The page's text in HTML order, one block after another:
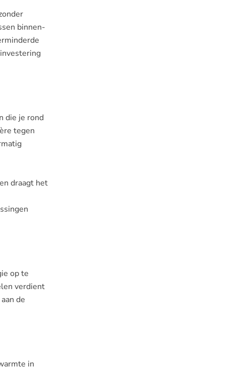
binnen-
die je rond
tegen
draagt het
op te
verdient
de
in